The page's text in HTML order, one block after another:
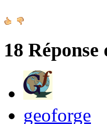
18 Réponse
geoforge